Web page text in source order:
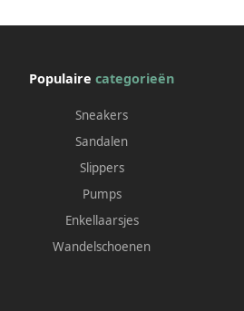
Populaire categorieën
Sneakers
Sandalen
Slippers
Pumps
Enkellaarsjes
Wandelschoenen